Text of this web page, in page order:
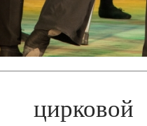
цирковой